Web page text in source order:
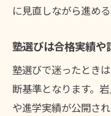
に見直しながら進め
塾選びは合格実績や
塾選びで迷ったとき
断基準となります。
や進学実績が公開さ